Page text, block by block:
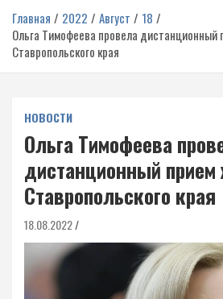
Главная 2022 Август
18
Ольга Тимофеева провела дистанционный
Ставропольского края
НОВОСТИ
Ольга Тимофеева
дистанционный прием
Ставропольского края
18.08.2022